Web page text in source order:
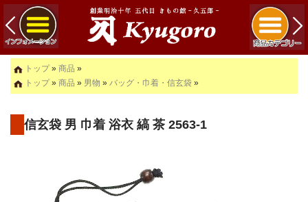
トップ» 商品 »
トップ» 商品 » 男物 » バッグ・巾着・信玄袋 »
信玄袋 男 巾着 浴衣 縞 茶 2563-1